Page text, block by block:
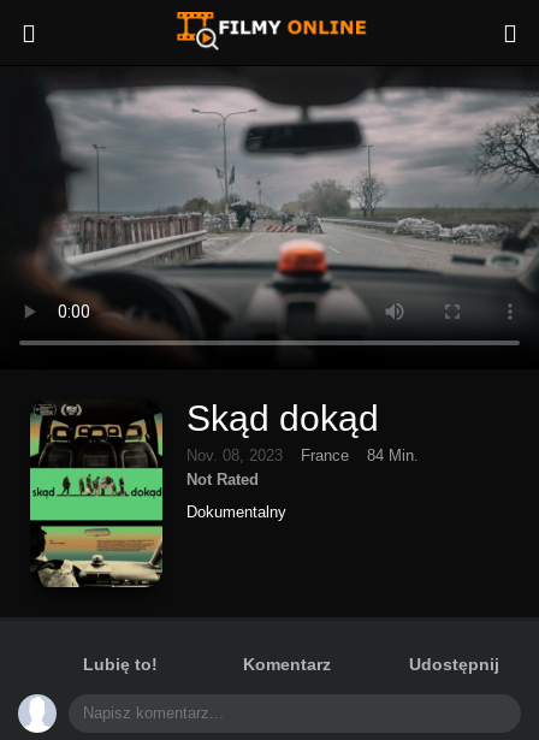
Skąd dokąd
Nov. 08, 2023 France
84 Min.
Not Rated
Dokumentalny
Lubię to! Komentarz Udostępnij